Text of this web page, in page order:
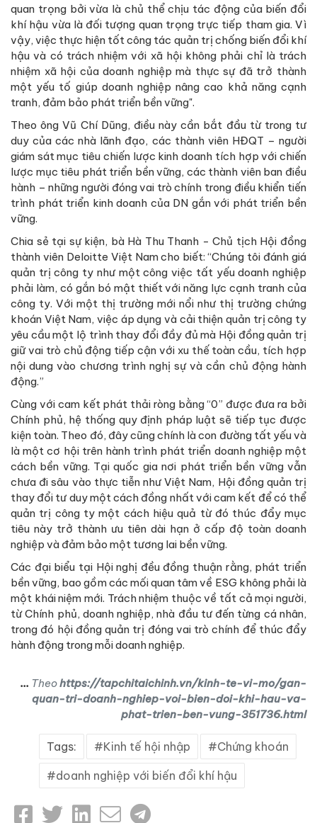
quan trọng bởi vừa là chủ thể chịu tác động của biến đổi
khí hậu vừa là đối tượng quan trọng trực tiếp tham gia. Vì
vậy, việc thực hiện tốt công tác quản trị chống biến đổi khí
hậu và có trách nhiệm với xã hội không phải chỉ là trách
nhiệm xã hội của doanh nghiệp mà thực sự đã trở thành
một yếu tố giúp doanh nghiệp nâng cao khả năng cạnh
tranh, đảm bảo phát triển bền vững".
Theo ông Vũ Chí Dũng, điều này cần bắt đầu từ trong tư
duy của các nhà lãnh đạo, các thành viên HĐQT – người
giám sát mục tiêu chiến lược kinh doanh tích hợp với chiến
lược mục tiêu phát triển bền vững, các thành viên ban điều
hành – những người đóng vai trò chính trong điều khiển tiến
trình phát triển kinh doanh của DN gắn với phát triển bền
vững.
Chia sẻ tại sự kiện, bà Hà Thu Thanh - Chủ tịch Hội đồng
thành viên Deloitte Việt Nam cho biết: “Chúng tôi đánh giá
quản trị công ty như một công việc tất yếu doanh nghiệp
phải làm, có gắn bó mật thiết với năng lực cạnh tranh của
công ty. Với một thị trường mới nổi như thị trường chứng
khoán Việt Nam, việc áp dụng và cải thiện quản trị công ty
yêu cầu một lộ trình thay đổi đầy đủ mà Hội đồng quản trị
giữ vai trò chủ động tiếp cận với xu thế toàn cầu, tích hợp
nội dung vào chương trình nghị sự và cần chủ động hành
động.”
Cùng với cam kết phát thải ròng bằng “0” được đưa ra bởi
Chính phủ, hệ thống quy định pháp luật sẽ tiếp tục được
kiện toàn. Theo đó, đây cũng chính là con đường tất yếu và
là một cơ hội trên hành trình phát triển doanh nghiệp một
cách bền vững. Tại quốc gia nơi phát triển bền vững vẫn
chưa đi sâu vào thực tiễn như Việt Nam, Hội đồng quản trị
thay đổi tư duy một cách đồng nhất với cam kết để có thể
quản trị công ty một cách hiệu quả từ đó thúc đẩy mục
tiêu này trở thành ưu tiên dài hạn ở cấp độ toàn doanh
nghiệp và đảm bảo một tương lai bền vững.
Các đại biểu tại Hội nghị đều đồng thuận rằng, phát triển
bền vững, bao gồm các mối quan tâm về ESG không phải là
một khái niệm mới. Trách nhiệm thuộc về tất cả mọi người,
từ Chính phủ, doanh nghiệp, nhà đầu tư đến từng cá nhân,
trong đó hội đồng quản trị đóng vai trò chính để thúc đẩy
hành động trong mỗi doanh nghiệp.
... Theohttps://tapchitaichinh.vn/kinh-te-vi-mo/gan-
quan-tri-doanh-nghiep-voi-bien-doi-khi-hau-va-
phat-trien-ben-vung-351736.html
Tags: Kinh tế hội nhập Chứng khoán
doanh nghiệp với biến đổi khí hậu